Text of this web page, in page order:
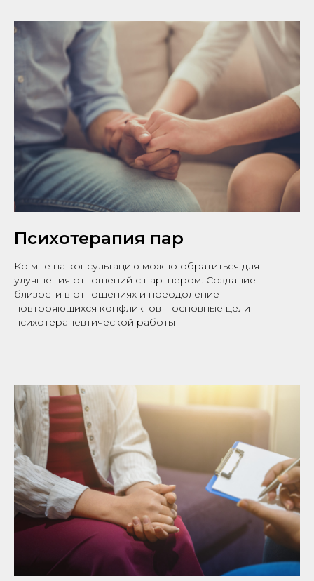
Психотерапия пар
Ко мне на консультацию можно обратиться для
улучшения отношений с партнером. Создание
близости в отношениях и преодоление
повторяющихся конфликтов – основные цели
психотерапевтической работы